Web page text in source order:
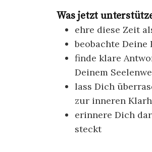
Was jetzt
ehre diese Zeit
beobachte Deine
finde klare
Deinem
lass Dich
zur inneren
erinnere Dich
steckt